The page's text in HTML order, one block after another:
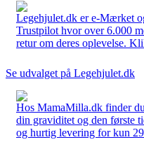
Legehjulet.dk er e-Mærket
Trustpilot hvor over 6.000
retur om deres oplevelse.
Se udvalget på Legehjulet.dk
Hos MamaMilla.dk finder
din graviditet og den første
og hurtig levering for kun